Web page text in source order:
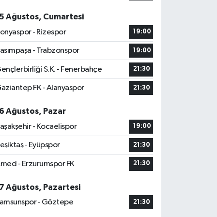
Ağustos, Cumartesi
- Rizespor
19:00
- Trabzonspor 19:00
S.K. - Fenerbahçe 21:30
FK - Alanyaspor 21:30
Ağustos, Pazar
- Kocaelispor
19:00
- Eyüpspor 21:30
- Erzurumspor FK 21:30
Ağustos, Pazartesi
- Göztepe
21:30